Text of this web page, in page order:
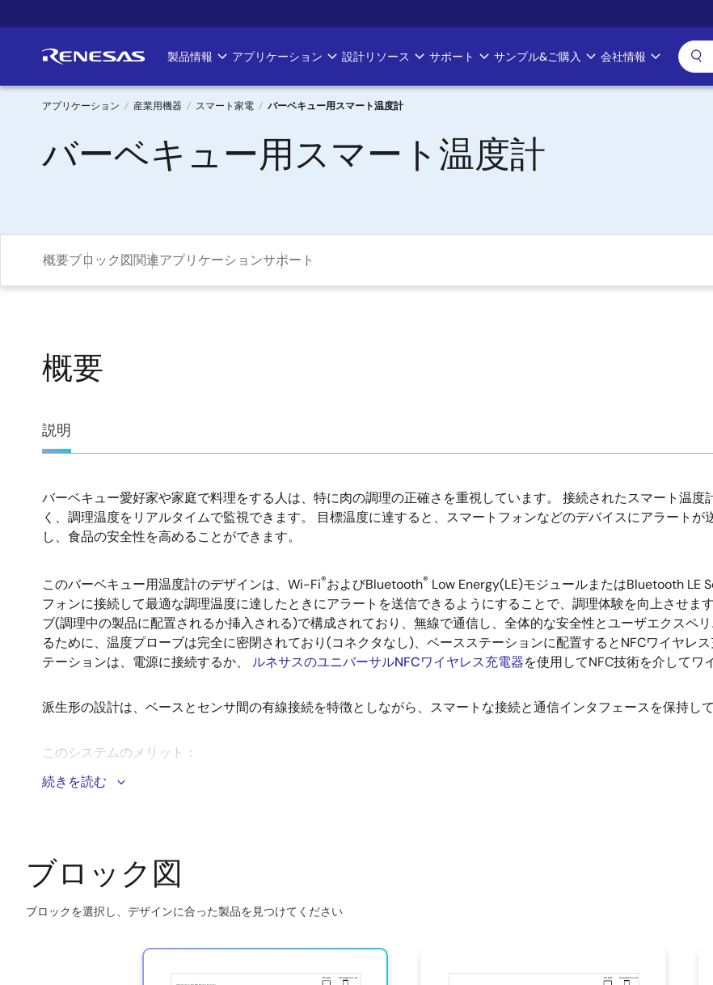
イ
ン
Main
navigation
製品情報 アプリケーション 設計リソース サポート サンプル&ご購入 会社情報
パ
ン
ず
アプリケーション 産業用機器 スマート家電 バーベキュー用スマート温度計
バーベキュー用スマート温度計
概要ブロック図関連アプリケーションサポート
概要
概
説明
説
明
バーベキュー愛好家や家庭で料理をする人は、特に肉の調理の正確さを重視しています。 接続されたスマート温
く、調理温度をリアルタイムで監視できます。 目標温度に達すると、スマートフォンなどのデバイスにアラート
し、食品の安全性を高めることができます。
このバーベキュー用温度計のデザインは、Wi-Fi®およびBluetooth® Low Energy(LE)モジュールまたはBluetooth LE
フォンに接続して最適な調理温度に達したときにアラートを送信できるようにすることで、調理体験を向上させま
ブ(調理中の製品に配置されるか挿入される)で構成されており、無線で通信し、全体的な安全性とユーザエクスペ
るために、温度プローブは完全に密閉されており(コネクタなし)、ベースステーションに配置するとNFCワイヤレ
テーションは、電源に接続するか、 ルネサスのユニバーサルNFCワイヤレス充電器を使用してNFC技術を介してワ
派生形の設計は、ベースとセンサ間の有線接続を特徴としながら、スマートな接続と通信インタフェースを保持し
このシステムのメリット：
FCC、IC、CEなどによる安全性と信頼性に関する世界的に認められた認証は、開発期間を短縮し、市場投入ま
続きを読む
ブロック図
ブロックを選択し、デザインに合った製品を見つけてください